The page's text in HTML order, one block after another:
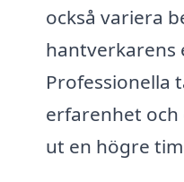
också variera
hantverkarens
Professionella
erfarenhet
ut en högre